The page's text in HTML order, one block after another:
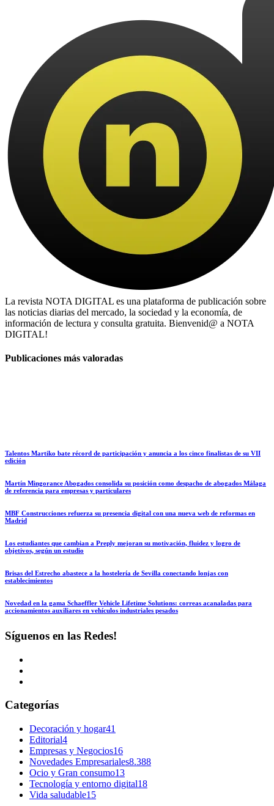
La revista NOTA DIGITAL es una plataforma de publicación sobre
las noticias diarias del mercado, la sociedad y la economía, de
información de lectura y consulta gratuita. Bienvenid@ a NOTA
DIGITAL!
Publicaciones más valoradas
Talentos Martiko bate récord de participación y anuncia a los cinco finalistas de su VII
edición
Martín Mingorance Abogados consolida su posición como despacho de abogados Málaga
de referencia para empresas y particulares
MBF Construcciones refuerza su presencia digital con una nueva web de reformas en
Madrid
Los estudiantes que cambian a Preply mejoran su motivación, fluidez y logro de
objetivos, según un estudio
Brisas del Estrecho abastece a la hostelería de Sevilla conectando lonjas con
establecimientos
Novedad en la gama Schaeffler Vehicle Lifetime Solutions: correas acanaladas para
accionamientos auxiliares en vehículos industriales pesados
Síguenos en las Redes!
Categorías
Decoración y hogar41
Editorial4
Empresas y Negocios16
Novedades Empresariales8.388
Ocio y Gran consumo13
Tecnología y entorno digital18
Vida saludable15